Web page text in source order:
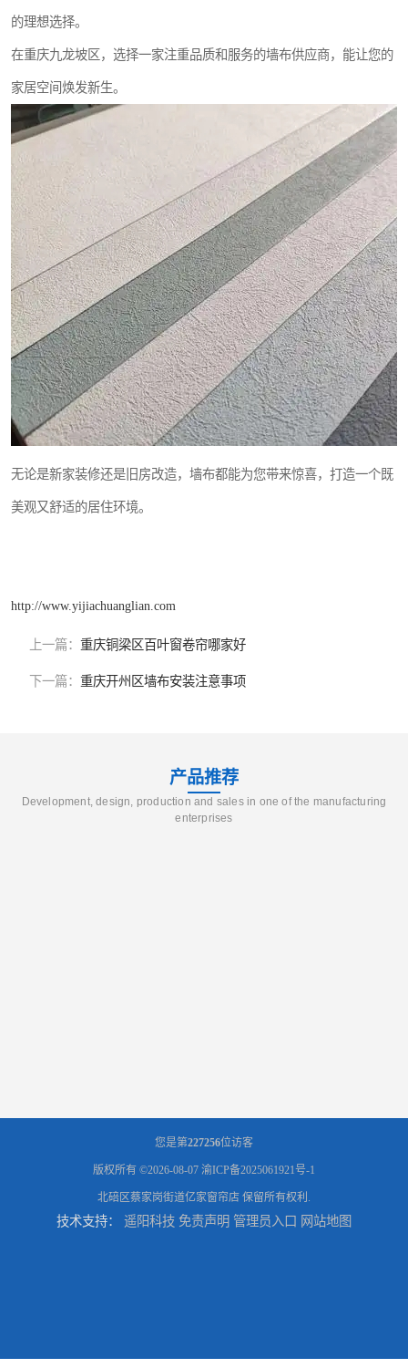
的理想选择。
在重庆九龙坡区，选择一家注重品质和服务的墙布供应商，能让您的
家居空间焕发新生。
无论是新家装修还是旧房改造，墙布都能为您带来惊喜，打造一个既
美观又舒适的居住环境。
http://www.yijiachuanglian.com
上一篇： 重庆铜梁区百叶窗卷帘哪家好
下一篇： 重庆开州区墙布安装注意事项
产品推荐
Development, design, production and sales in one of the manufacturing
enterprises
您是第227256位访客
版权所有 ©2026-08-07 渝ICP备2025061921号-1
北碚区蔡家岗街道亿家窗帘店 保留所有权利.
技术支持： 遥阳科技 免责声明 管理员入口 网站地图